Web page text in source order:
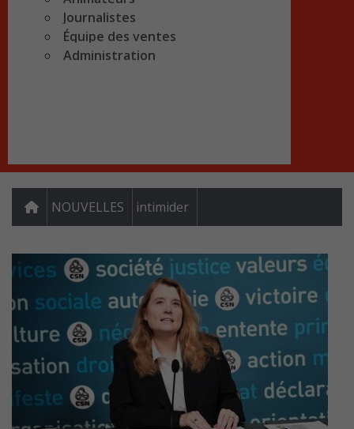
Journalistes
Équipe des ventes
Administration
NOUVELLES intimider